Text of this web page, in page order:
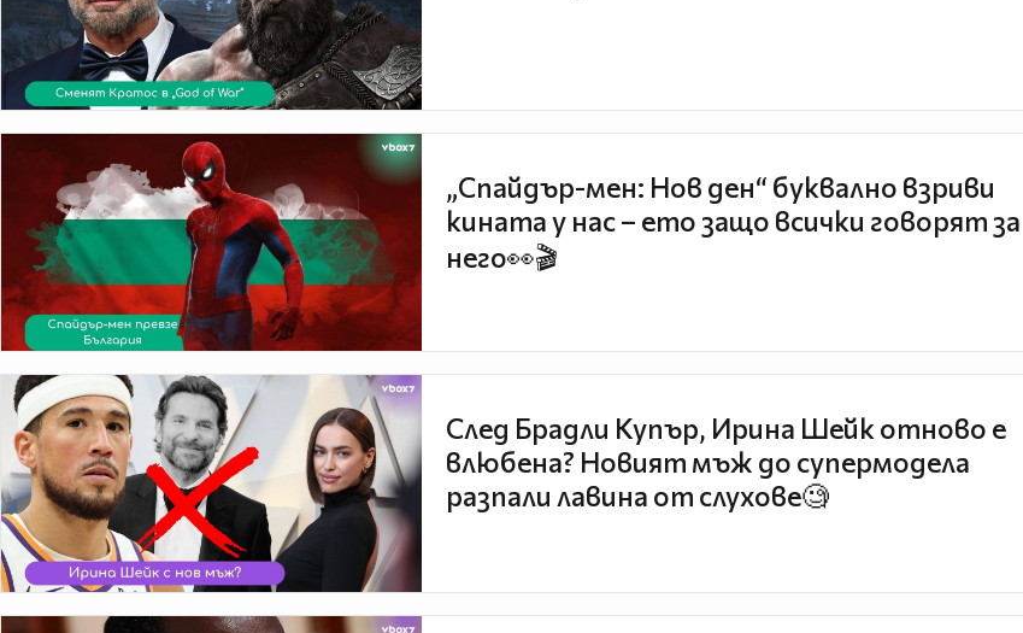
„Спайдър-мен: Нов ден“ буквално взриви
кината у нас – ето защо всички говорят за
него👀🎬
След Брадли Купър, Ирина Шейк отново е
влюбена? Новият мъж до супермодела
разпали лавина от слухове🧐